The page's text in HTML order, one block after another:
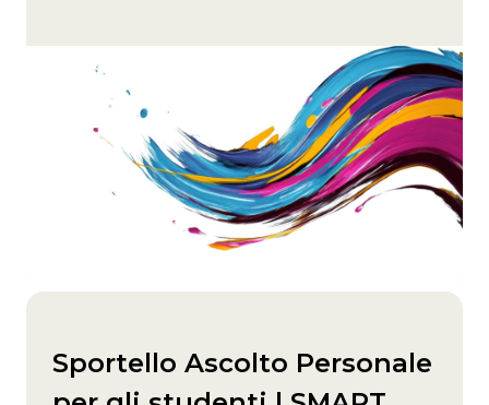
Sportello Ascolto Personale